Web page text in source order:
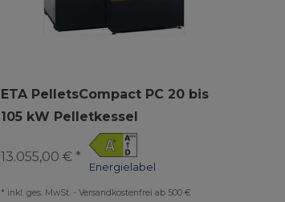
ETA PelletsCompact PC 20 bis
105 kW Pelletkessel
Energielabel
13.055,00 € *
* inkl. ges. MwSt.- Versandkostenfrei ab 500 €